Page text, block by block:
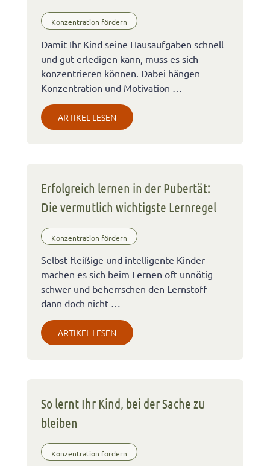
Konzentration fördern
Damit Ihr Kind seine Hausaufgaben schnell
und gut erledigen kann, muss es sich
konzentrieren können. Dabei hängen
Konzentration und Motivation …
ARTIKEL LESEN
Erfolgreich lernen in der Pubertät:
Die vermutlich wichtigste Lernregel
Konzentration fördern
Selbst fleißige und intelligente Kinder
machen es sich beim Lernen oft unnötig
schwer und beherrschen den Lernstoff
dann doch nicht …
ARTIKEL LESEN
So lernt Ihr Kind, bei der Sache zu
bleiben
Konzentration fördern